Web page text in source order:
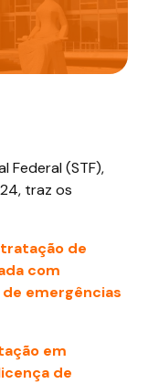
Federal (STF),
traz os
de
com
emergências
em
de